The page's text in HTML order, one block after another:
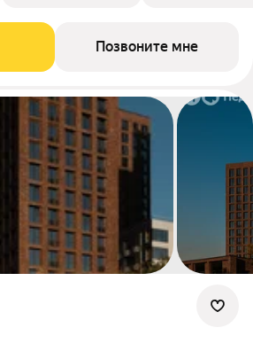
Позвоните мне